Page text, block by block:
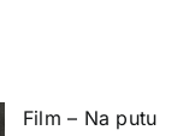
Film – Na putu